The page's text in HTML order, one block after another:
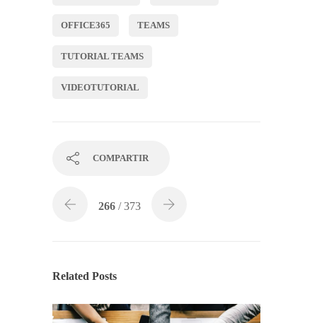
OFFICE365 TEAMS
TUTORIAL TEAMS
VIDEOTUTORIAL
COMPARTIR
266 / 373
Related Posts